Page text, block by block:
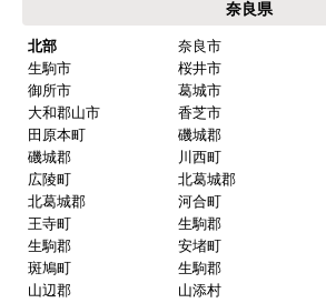
奈良県
北部 奈良市
生駒市
桜井市
御所市
葛城市
大和郡山市
香芝市
田原本町
磯城郡
磯城郡
川西町
広陵町
北葛城郡
北葛城郡
河合町
王寺町
生駒郡
生駒郡
安堵町
斑鳩町
生駒郡
山辺郡
山添村